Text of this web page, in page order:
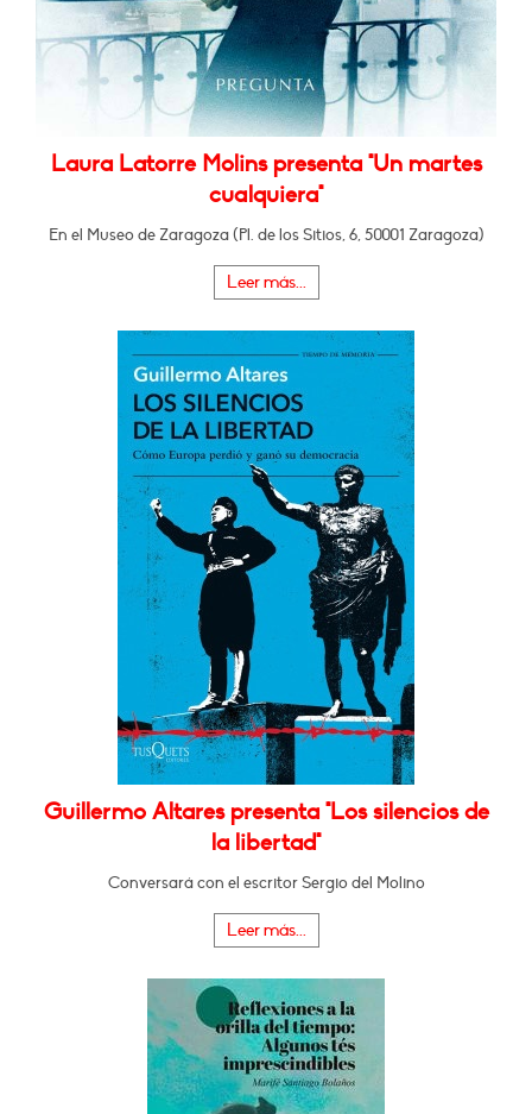
Laura Latorre Molins presenta "Un martes
cualquiera"
En el Museo de Zaragoza (Pl. de los Sitios, 6, 50001 Zaragoza)
Leer más...
Guillermo Altares presenta "Los silencios de
la libertad"
Conversará con el escritor Sergio del Molino
Leer más...